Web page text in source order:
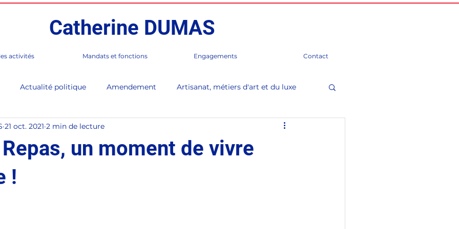
Catherine DUMAS
activités Mandats et fonctions Engagements Contact
Actualité politique Amendement Artisanat, métiers d'art et du luxe
de Paris Corée Culture
un moment de vivre
!
21 oct. 2021 2 min de lecture